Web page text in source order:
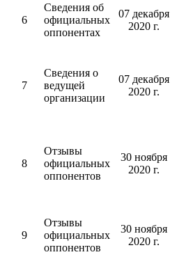
6
Сведения об
официальных
оппонентах
07 декабря
2020 г.
7
Сведения о
ведущей
организации
07 декабря
2020 г.
8
Отзывы
официальных
оппонентов
30 ноября
2020 г.
9
Отзывы
официальных
оппонентов
30 ноября
2020 г.